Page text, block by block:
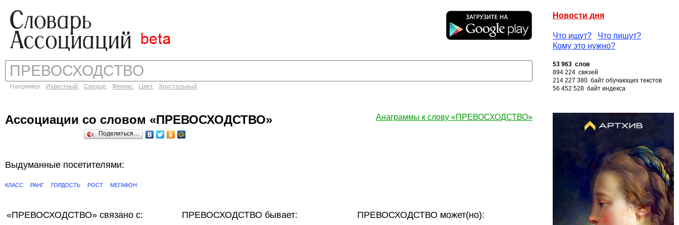
Новости дня
Что ищут?
Что пишут?
Кому это нужно?
Например: Известный, Сердце, Феникс, Цвет, Хрустальный
53 963 слов
894 224 связей
214 227 380 байт обучающих текстов
56 452 528 байт индекса
Анаграммы к слову «ПРЕВОСХОДСТВО»
Ассоциации со словом «ПРЕВОСХОДСТВО»
Поделиться…
Выдуманные посетителями:
КЛАСС РАНГ ГОРДОСТЬ РОСТ МЕГАФОН
«ПРЕВОСХОДСТВО» связано с: ПРЕВОСХОДСТВО бывает: ПРЕВОСХОДСТВО может(но):